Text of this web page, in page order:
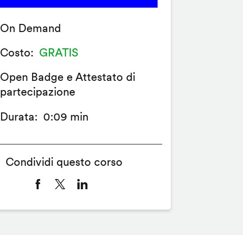
On Demand
Costo
GRATIS
Open Badge e Attestato di
partecipazione
Durata
0:09 min
Condividi questo corso